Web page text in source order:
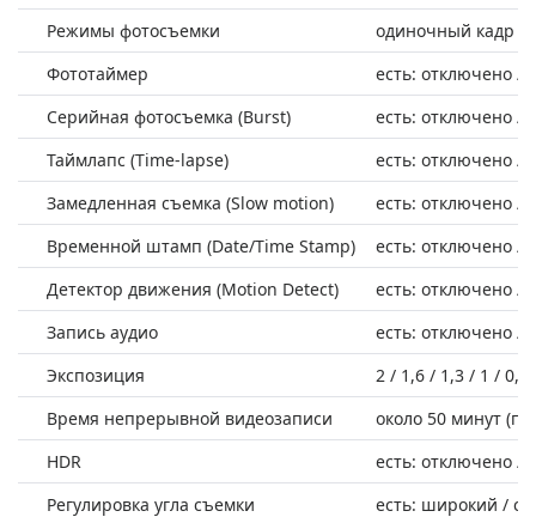
Режимы фотосъемки
одиночный кадр /
Фототаймер
есть: отключено /
Серийная фотосъемка (Burst)
есть: отключено /
Таймлапс (Time-lapse)
есть: отключено /
Замедленная съемка (Slow motion)
есть: отключено /
Временной штамп (Date/Time Stamp)
есть: отключено /
Детектор движения (Motion Detect)
есть: отключено /
Запись аудио
есть: отключено /
Экспозиция
2 / 1,6 / 1,3 / 1 /
Время непрерывной видеозаписи
около 50 минут
HDR
есть: отключено /
Регулировка угла съемки
есть: широкий /